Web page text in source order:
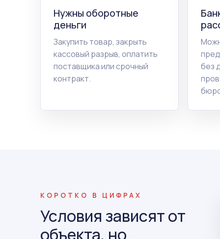
Нужны оборотные
деньги
Закупить товар, закрыть
кассовый разрыв, оплатить
поставщика или срочный
контракт.
без
КОРОТКО В ЦИФРАХ
Условия зависят от
объекта, но